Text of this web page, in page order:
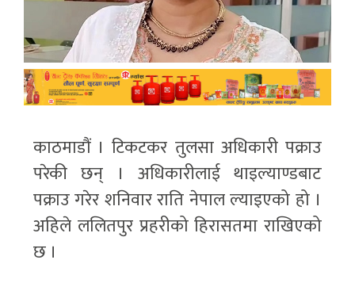
काठमाडौं । टिकटकर तुलसा अधिकारी पक्राउ
परेकी छन् । अधिकारीलाई थाइल्याण्डबाट
पक्राउ गरेर शनिवार राति नेपाल ल्याइएको हो ।
अहिले ललितपुर प्रहरीको हिरासतमा राखिएको
छ ।